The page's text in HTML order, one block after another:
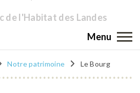
de l'Habitat des Landes
Menu
Notre patrimoine Le Bourg